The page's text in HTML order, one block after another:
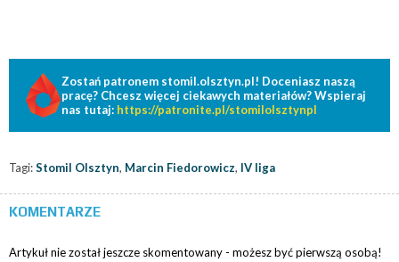
Zostań patronem stomil.olsztyn.pl! Doceniasz naszą
pracę? Chcesz więcej ciekawych materiałów? Wspieraj
nas tutaj: https://patronite.pl/stomilolsztynpl
Tagi:Stomil Olsztyn, Marcin Fiedorowicz, IV liga
KOMENTARZE
Artykuł nie został jeszcze skomentowany - możesz być pierwszą osobą!